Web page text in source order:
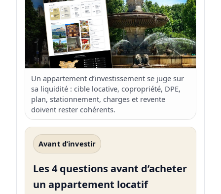
Un appartement d’investissement se juge sur
sa liquidité : cible locative, copropriété, DPE,
plan, stationnement, charges et revente
doivent rester cohérents.
Avant d’investir
Les 4 questions avant d’acheter
un appartement locatif